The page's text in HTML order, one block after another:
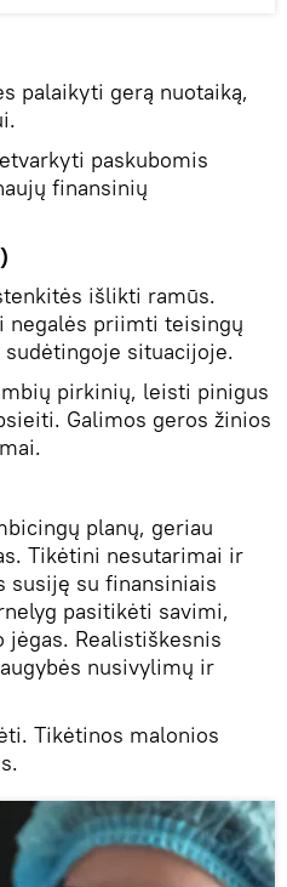
palaikyti gerą nuotaiką,
paskubomis
finansinių
išlikti ramūs.
negalės priimti teisingų
situacijoje.
pirkinių, leisti pinigus
Galimos geros žinios
planų, geriau
Tikėtini nesutarimai ir
susiję su finansiniais
pasitikėti savimi,
Realistiškesnis
nusivylimų ir
Tikėtinos malonios